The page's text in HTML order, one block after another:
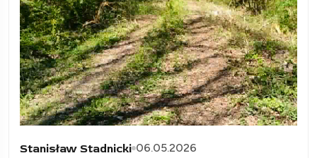
Stanisław Stadnicki 06.05.2026